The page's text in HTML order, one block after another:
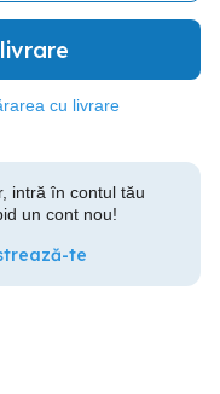
cu livrare
intră în contul tău
un cont nou!
te